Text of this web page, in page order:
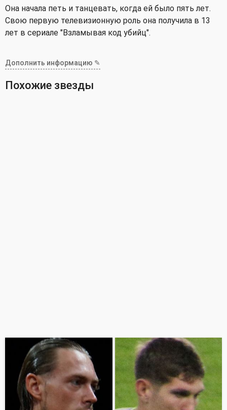
Она начала петь и танцевать, когда ей было пять лет.
Свою первую телевизионную роль она получила в 13
лет в сериале "Взламывая код убийц".
Дополнить информацию ✎
Похожие звезды